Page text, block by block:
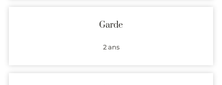
Garde
2 ans